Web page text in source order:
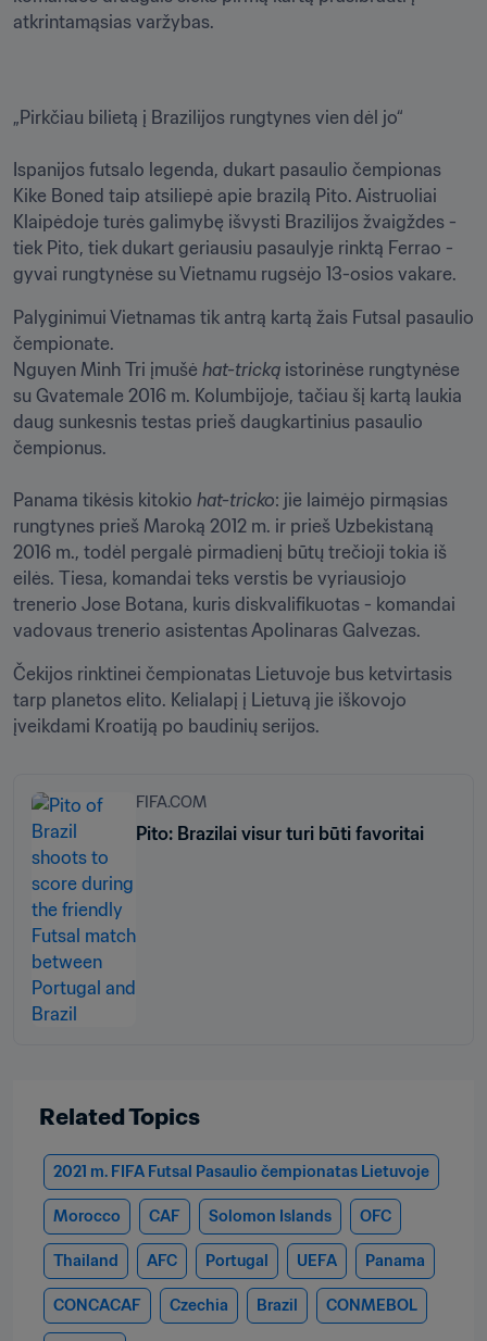
atkrintamąsias varžybas.
„Pirkčiau bilietą į Brazilijos rungtynes vien dėl jo“
Ispanijos futsalo legenda, dukart pasaulio čempionas
Kike Boned taip atsiliepė apie brazilą Pito. Aistruoliai
Klaipėdoje turės galimybę išvysti Brazilijos žvaigždes -
tiek Pito, tiek dukart geriausiu pasaulyje rinktą Ferrao -
gyvai rungtynėse su Vietnamu rugsėjo 13-osios vakare.
Palyginimui Vietnamas tik antrą kartą žais Futsal pasaulio
čempionate.
Nguyen Minh Tri įmušė hat-tricką istorinėse rungtynėse
su Gvatemale 2016 m. Kolumbijoje, tačiau šį kartą laukia
daug sunkesnis testas prieš daugkartinius pasaulio
čempionus.
Panama tikėsis kitokio hat-tricko: jie laimėjo pirmąsias
rungtynes prieš Maroką 2012 m. ir prieš Uzbekistaną
2016 m., todėl pergalė pirmadienį būtų trečioji tokia iš
eilės. Tiesa, komandai teks verstis be vyriausiojo
trenerio Jose Botana, kuris diskvalifikuotas - komandai
vadovaus trenerio asistentas Apolinaras Galvezas.
Čekijos rinktinei čempionatas Lietuvoje bus ketvirtasis
tarp planetos elito. Kelialapį į Lietuvą jie iškovojo
įveikdami Kroatiją po baudinių serijos.
FIFA.COM
Pito: Brazilai visur turi būti favoritai
Related Topics
2021 m. FIFA Futsal Pasaulio čempionatas Lietuvoje
Morocco CAF Solomon Islands OFC
Thailand AFC Portugal UEFA Panama
CONCACAF Czechia Brazil CONMEBOL